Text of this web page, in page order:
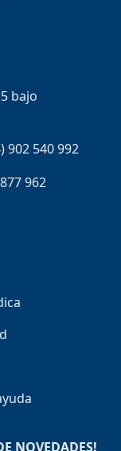
bajo
902 540 992
962
NOVEDADES!